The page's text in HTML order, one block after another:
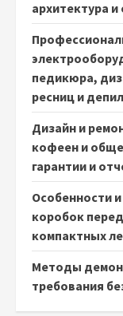
архитектура
педикюра,
ресниц и
Дизайн и
кофеен и
гарантии и
Особенности
коробок
компактных
Методы
требования